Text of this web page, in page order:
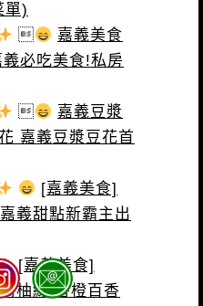
單)

嘉義美食
必吃美食!私房

嘉義豆漿
嘉義豆漿豆花首
[嘉義美食]
義甜點新霸主出
[嘉義美食]
柚綠 香橙百香